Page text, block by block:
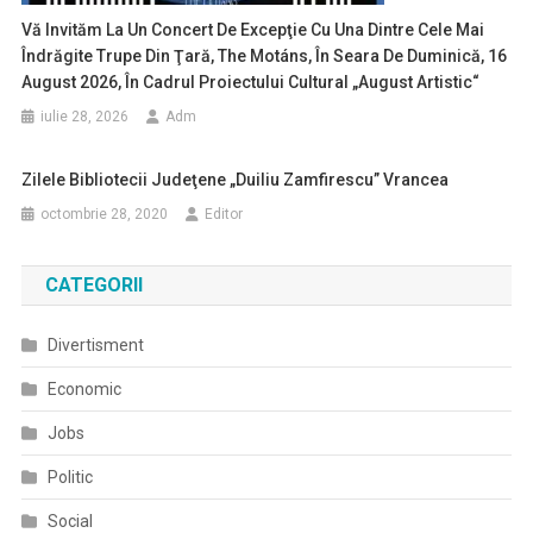
Vă Invităm La Un Concert De Excepţie Cu Una Dintre Cele Mai
Îndrăgite Trupe Din Ţară, The Motáns, În Seara De Duminică, 16
August 2026, În Cadrul Proiectului Cultural „August Artistic“
iulie 28, 2026 Adm
Zilele Bibliotecii Judeţene „Duiliu Zamfirescu” Vrancea
octombrie 28, 2020 Editor
CATEGORII
Divertisment
Economic
Jobs
Politic
Social